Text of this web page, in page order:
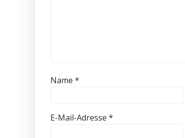
Name *
E-Mail-Adresse *